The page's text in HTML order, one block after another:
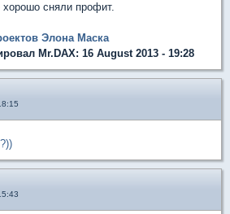
сняли профит.
Элона Маска
Mr.DAX: 16 August 2013 - 19:28